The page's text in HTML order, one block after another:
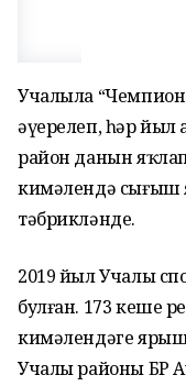
Учалыла
әүерелеп, һәр йыл
район данын
кимәлендә сығыш
тәбрикләнде.
2019 йыл Учалы
булған. 173 кеше
кимәлендәге
Учалы районы БР